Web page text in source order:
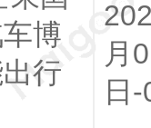
博
行
月
日